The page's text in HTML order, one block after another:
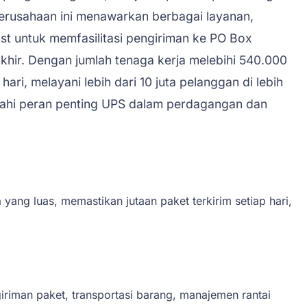
ini menawarkan berbagai layanan,
untuk memfasilitasi pengiriman ke PO Box
Dengan jumlah tenaga kerja melebihi 540.000
melayani lebih dari 10 juta pelanggan di lebih
peran penting UPS dalam perdagangan dan
luas, memastikan jutaan paket terkirim setiap hari,
paket, transportasi barang, manajemen rantai